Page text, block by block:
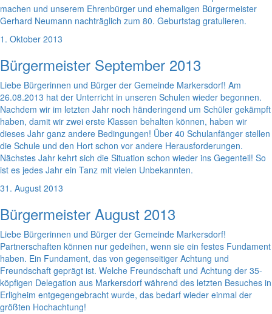
machen und unserem Ehrenbürger und ehemaligen Bürgermeister
Gerhard Neumann nachträglich zum 80. Geburtstag gratulieren.
1. Oktober 2013
Bürgermeister September 2013
Liebe Bürgerinnen und Bürger der Gemeinde Markersdorf! Am
26.08.2013 hat der Unterricht in unseren Schulen wieder begonnen.
Nachdem wir im letzten Jahr noch händeringend um Schüler gekämpft
haben, damit wir zwei erste Klassen behalten können, haben wir
dieses Jahr ganz andere Bedingungen! Über 40 Schulanfänger stellen
die Schule und den Hort schon vor andere Herausforderungen.
Nächstes Jahr kehrt sich die Situation schon wieder ins Gegenteil! So
ist es jedes Jahr ein Tanz mit vielen Unbekannten.
31. August 2013
Bürgermeister August 2013
Liebe Bürgerinnen und Bürger der Gemeinde Markersdorf!
Partnerschaften können nur gedeihen, wenn sie ein festes Fundament
haben. Ein Fundament, das von gegenseitiger Achtung und
Freundschaft geprägt ist. Welche Freundschaft und Achtung der 35-
köpfigen Delegation aus Markersdorf während des letzten Besuches in
Erligheim entgegengebracht wurde, das bedarf wieder einmal der
größten Hochachtung!